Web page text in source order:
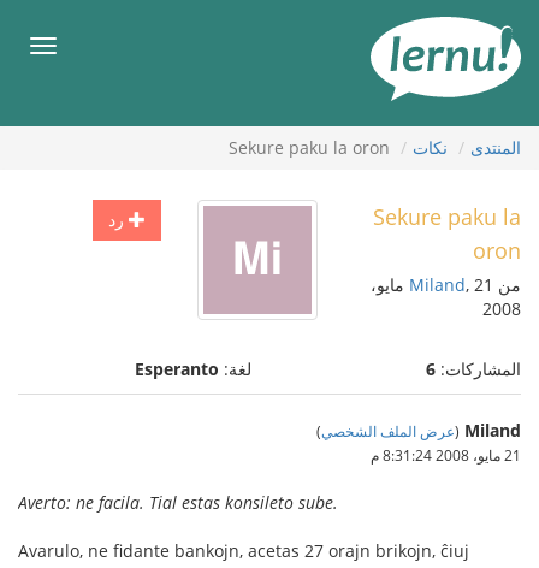
المحتويات
قائمة
المنتدى نكات Sekure paku la oron
رد
Sekure paku la
oron
من Miland , 21 مايو،
2008
المشاركات: 6 لغة: Esperanto
Miland
(عرض الملف الشخصي)
21 مايو، 2008 8:31:24 م
Averto: ne facila. Tial estas konsileto sube.
Avarulo, ne fidante bankojn, acetas 27 orajn brikojn, ĉiuj